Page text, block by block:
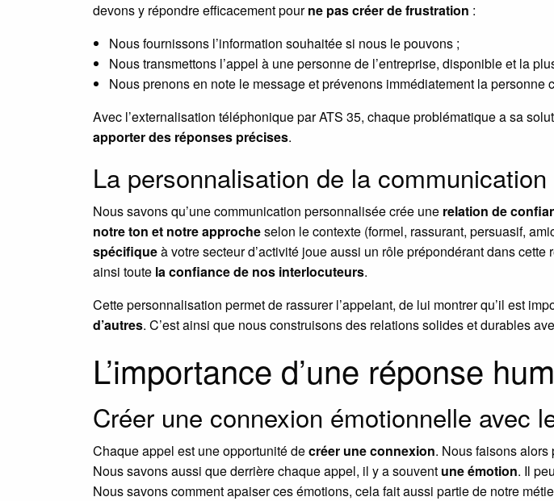
devons y répondre efficacement pourne pas créer de frustration :
Nous fournissons l’information souhaitée si nous le pouvons ;
Nous transmettons l’appel à une personne de l’entreprise, disponible et la
Nous prenons en note le message et prévenons immédiatement la
Avec l’externalisation téléphonique par ATS 35, chaque problématique a sa
apporter des réponses précises.
La personnalisation de la communication
Nous savons qu’une communication personnalisée crée une relation de
notre ton et notre approcheselon le contexte (formel, rassurant, persuasif,
spécifiqueà votre secteur d’activité joue aussi un rôle prépondérant dans
ainsi toute la confiance de nos interlocuteurs.
Cette personnalisation permet de rassurer l’appelant, de lui montrer qu’il est
d’autres. C’est ainsi que nous construisons des relations solides et durables
L’importance d’une réponse
Créer une connexion émotionnelle avec
Chaque appel est une opportunité decréer une connexion. Nous faisons alors
Nous savons aussi que derrière chaque appel, il y a souvent une émotion. Il
Nous savons comment apaiser ces émotions, cela fait aussi partie de notre